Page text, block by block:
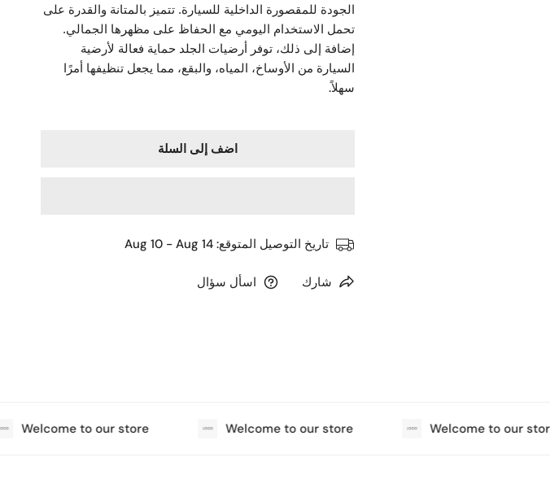
الجودة للمقصورة الداخلية للسيارة. تتميز بالمتانة والقدرة على
تحمل الاستخدام اليومي مع الحفاظ على مظهرها الجمالي.
إضافة إلى ذلك، توفر أرضيات الجلد حماية فعالة لأرضية
السيارة من الأوساخ، المياه، والبقع، مما يجعل تنظيفها أمرًا
سهلاً.
اضف إلى السلة
تاريخ التوصيل المتوقع: Aug 10 - Aug 14
شارك اسأل سؤال
Welcome to our store
Welcome to our store
Welcome to our store